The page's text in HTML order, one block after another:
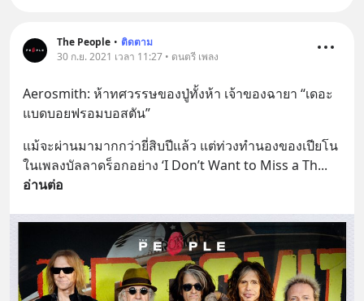
The People • ติดตาม
30 ก.ย. 2021 เวลา 11:27 • ดนตรี เพลง
Aerosmith: ห้าทศวรรษของปู่ทั้งห้า เจ้าของฉายา “เดอะ
แบดบอยฟรอมบอสตัน”
แม้จะผ่านมามากกว่ายี่สิบปีแล้ว แต่ท่วงทำนองของเปียโน
ในเพลงบัลลาดร็อกอย่าง ‘I Don’t Want to Miss a Th
อ่านต่อ